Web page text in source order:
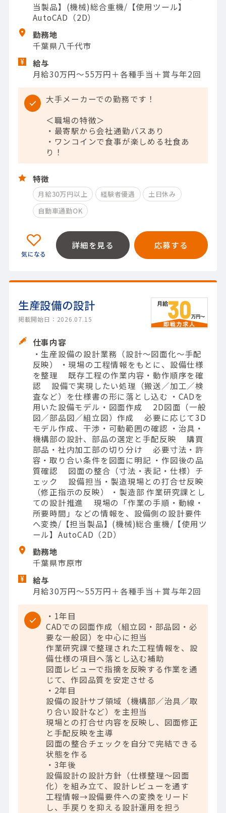
当製品】(機械)総合重機/【使用ツール】
AutoCAD（2D）
勤務地
千葉県八千代市
給与
月給30万円～55万円＋各種手当＋賞与年2回
大手メーカーでの勤務です！
＜職場の特徴＞
・最寄駅から会社通勤バスあり
・ワンコインで食事が楽しめる社食あ
り！
特徴
月給30万円以上 経験者優遇
土日休み
自動車通勤OK
詳細を見る 応募する
生産設備の設計
掲載開始日：2026.07.15
仕事内容
・生産設備の設計業務（設計～図面化～手配
反映） ・現場の工程情報をもとに、設備仕様
を整理 既存工程の作業内容・動作順序を確
認 設備で実現したい処理（搬送／加工／検
査など）を仕様書の形に落とし込む ・CADを
用いた設備モデル・図面作成 2D図面（一般
図／部品図／組立図）作成 必要に応じて3D
モデル作成、干渉・可動範囲の確認 ・治具・
機構部の設計、部品の選定と手配反映 購買
部品・社内加工部の切り分け 必要寸法・許
容・取り合い条件を図面に明記 ・作図後の品
質確認 図面の整合（寸法・表記・仕様）チ
ェック 設備担当・製造現場との打合せ反映
（修正指示の反映） ・製造部 作業研究課とし
ての設計推進 現場の「作業の手順・動線・
所要時間」などの情報を、設備側の設計要件
へ変換/【担当製品】(機械)総合重機/【使用ツ
ール】AutoCAD（2D）
勤務地
千葉県市原市
給与
月給30万円～55万円＋各種手当＋賞与年2回
・1年目
CADでの図面作成（組立図・部品図・必
要な一般図）を中心に担当
作業研究課で整理された工程情報を、設
備仕様の項目へ落とし込む補助
図面レビューで指摘を反映する作業を通
じて、作図品質を安定させる
・2年目
設備の設計サブ領域（機構部／治具／取
り合い設計など）を主担当
現場との打合せ内容を反映し、図面修正
と手配反映を主導
図面の整合チェックを自分で完結できる
状態を作る
・3年後
設備設計の設計方針（仕様整理～図面
化）を組み立て、設計レビューを通す
工程情報→設備要件への変換をリード
し、手戻りを抑える設計運用を担う